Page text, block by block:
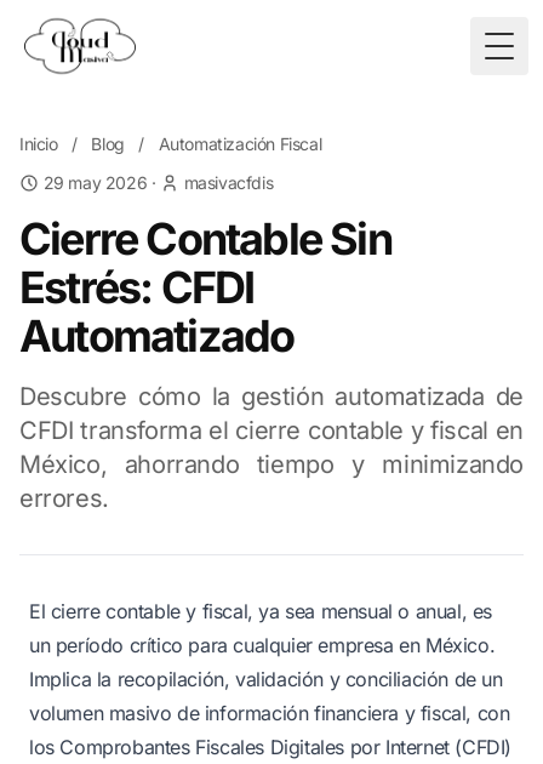
Inicio / Blog /
Automatización Fiscal
29 may 2026 · masivacfdis
Cierre Contable Sin
Estrés: CFDI
Automatizado
Descubre cómo la gestión automatizada de
CFDI transforma el cierre contable y fiscal en
México, ahorrando tiempo y minimizando
errores.
El cierre contable y fiscal, ya sea mensual o anual, es
un período crítico para cualquier empresa en México.
Implica la recopilación, validación y conciliación de un
volumen masivo de información financiera y fiscal, con
los Comprobantes Fiscales Digitales por Internet (CFDI)